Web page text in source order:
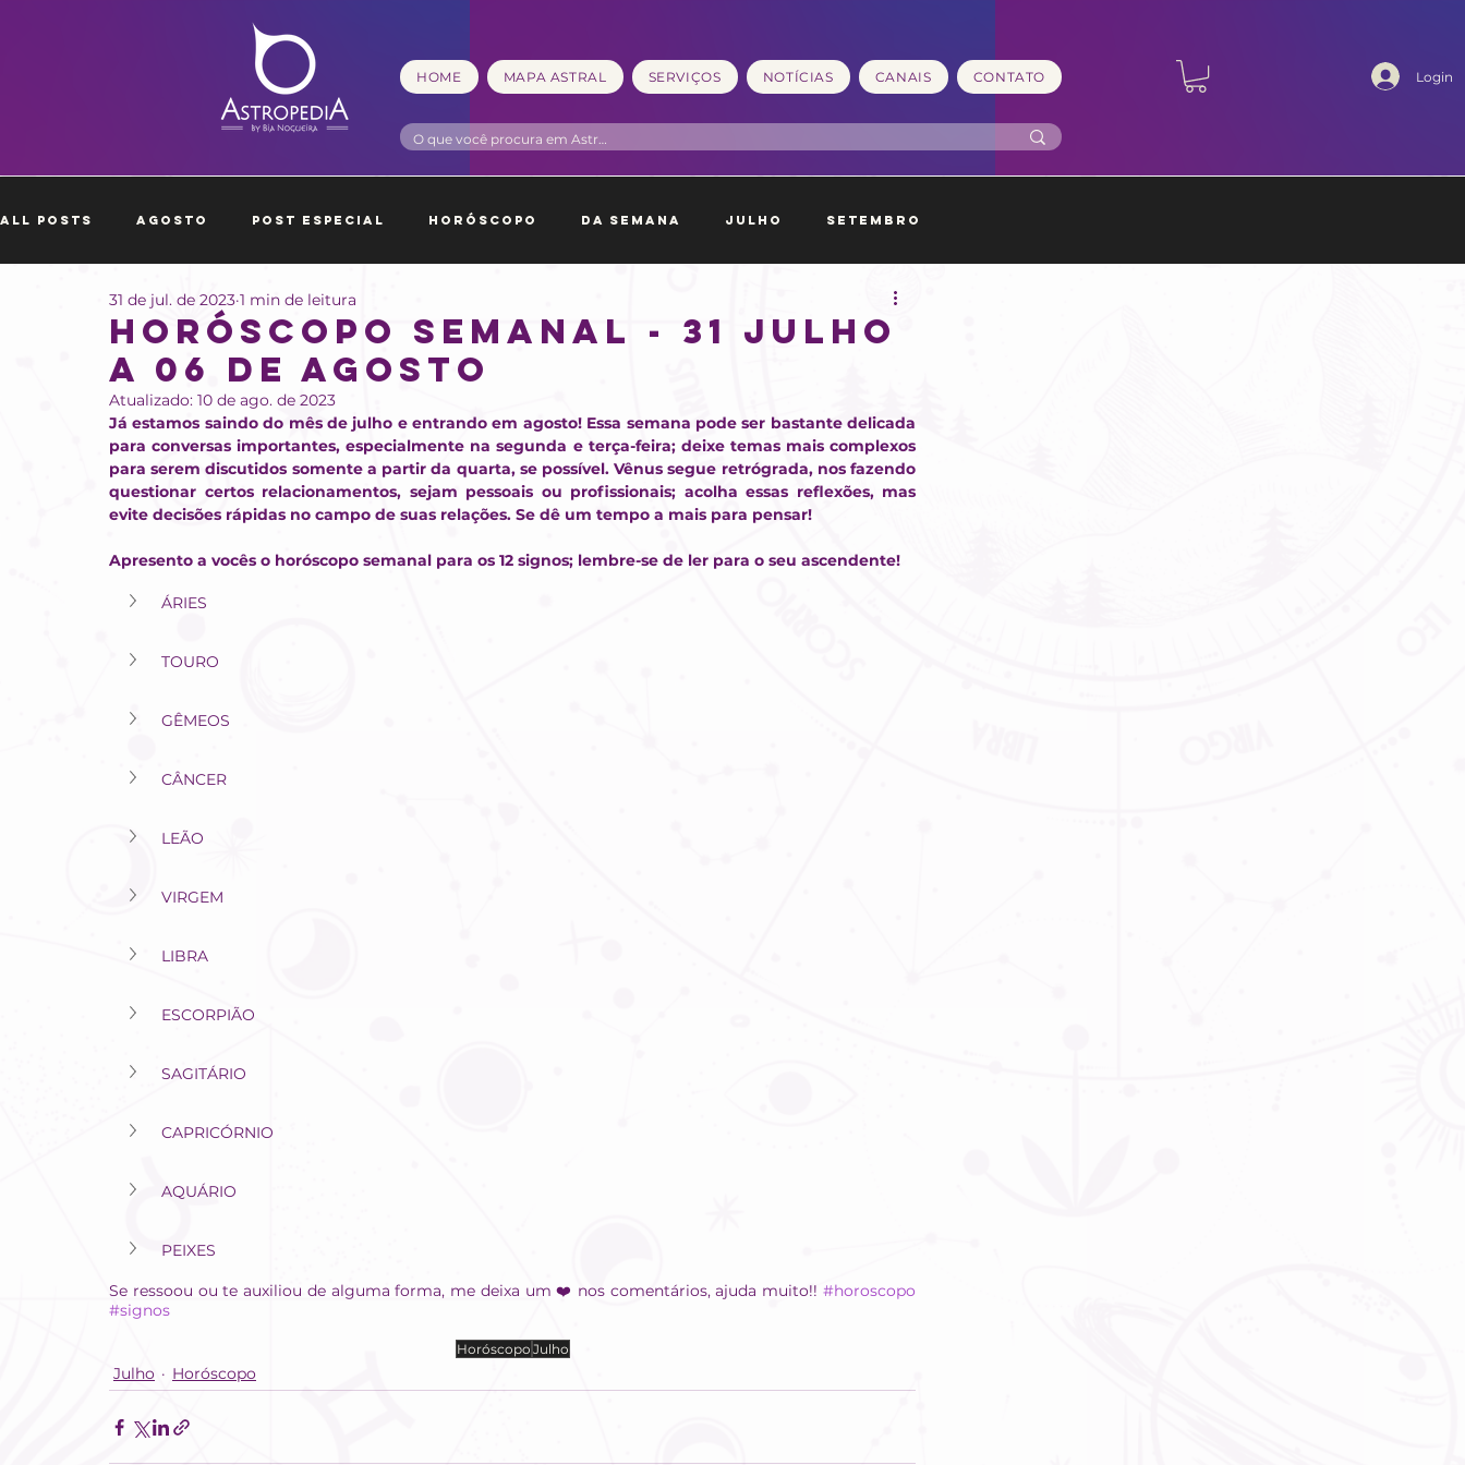
HOME MAPA ASTRAL SERVIÇOS NOTÍCIAS CANAIS CONTATO Login
All Posts Agosto Post Especial Horóscopo Da Semana Julho Setembro
Outubro Novembro Dezembro
HORÓSCOPO SEMANAL - 31 JULHO
A 06 DE AGOSTO
31 de jul. de 2023 1 min de leitura
Atualizado: 10 de ago. de 2023
Já estamos saindo do mês de julho e entrando em agosto! Essa semana pode ser bastante delicada
para conversas importantes, especialmente na segunda e terça-feira; deixe temas mais complexos
para serem discutidos somente a partir da quarta, se possível. Vênus segue retrógrada, nos fazendo
questionar certos relacionamentos, sejam pessoais ou profissionais; acolha essas reflexões, mas
evite decisões rápidas no campo de suas relações. Se dê um tempo a mais para pensar!
Apresento a vocês o horóscopo semanal para os 12 signos; lembre-se de ler para o seu ascendente!
ÁRIES
TOURO
GÊMEOS
CÂNCER
LEÃO
VIRGEM
LIBRA
ESCORPIÃO
SAGITÁRIO
CAPRICÓRNIO
AQUÁRIO
PEIXES
Se ressoou ou te auxiliou de alguma forma, me deixa um ❤️ nos comentários, ajuda muito!! #horoscopo
#signos
Horóscopo Julho
Julho Horóscopo